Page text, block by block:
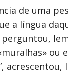
de uma
a língua
perguntou,
ou